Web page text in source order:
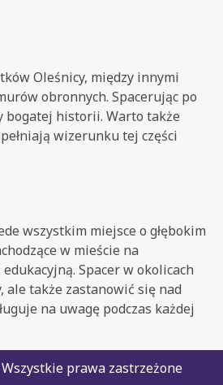
Oleśnicy, między innymi
obronnych. Spacerując po
bogatej historii. Warto także
wizerunku tej części
wszystkim miejsce o głębokim
w mieście na
Spacer w okolicach
także zastanowić się nad
na uwagę podczas każdej
prawa zastrzeżone